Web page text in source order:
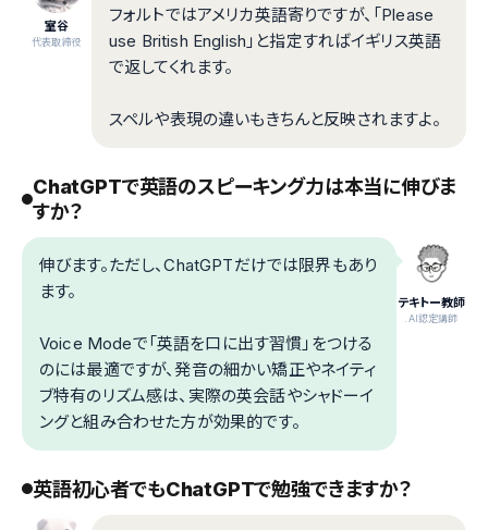
室谷
代表取締役
フォルトではアメリカ英語寄りですが、「Please
use British English」と指定すればイギリス英語
で返してくれます。
スペルや表現の違いもきちんと反映されますよ。
ChatGPTで英語のスピーキング力は本当に伸びま
すか？
テキトー教師
.AI認定講師
伸びます。ただし、ChatGPTだけでは限界もあり
ます。
Voice Modeで「英語を口に出す習慣」をつける
のには最適ですが、発音の細かい矯正やネイティ
ブ特有のリズム感は、実際の英会話やシャドーイ
ングと組み合わせた方が効果的です。
英語初心者でもChatGPTで勉強できますか？